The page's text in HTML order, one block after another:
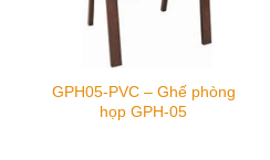
GPH05-PVC – Ghế phòng
họp GPH-05